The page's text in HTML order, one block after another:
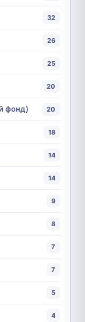
32
26
25
20
фонд) 20
18
14
14
9
8
7
7
5
4